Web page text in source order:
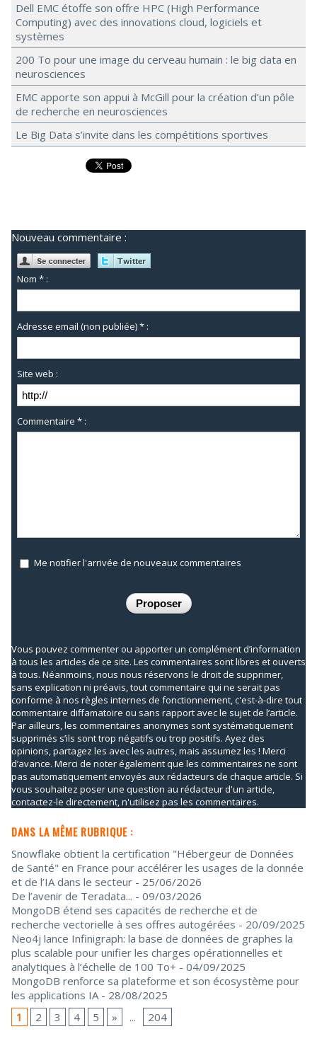
Dell EMC étoffe son offre HPC (High Performance
Computing) avec des innovations cloud, logiciels et
systèmes
200 To pour une image du cerveau humain : le big data en
neurosciences
EMC apporte son appui à McGill pour la création d’un pôle
de recherche en neurosciences
Le Big Data s’invite dans les compétitions sportives
Nouveau commentaire :
Nom * :
Adresse email (non publiée) * :
Site web :
Commentaire * :
Me notifier l'arrivée de nouveaux commentaires
Vous pouvez commenter ou apporter un complément d’information
à tous les articles de ce site. Les commentaires sont libres et ouverts
à tous. Néanmoins, nous nous réservons le droit de supprimer,
sans explication ni préavis, tout commentaire qui ne serait pas
conforme à nos règles internes de fonctionnement, c'est-à-dire tout
commentaire diffamatoire ou sans rapport avec le sujet de l’article.
Par ailleurs, les commentaires anonymes sont systématiquement
supprimés s’ils sont trop négatifs ou trop positifs. Ayez des
opinions, partagez les avec les autres, mais assumez les ! Merci
d’avance. Merci de noter également que les commentaires ne sont
pas automatiquement envoyés aux rédacteurs de chaque article. Si
vous souhaitez poser une question au rédacteur d'un article,
contactez-le directement, n'utilisez pas les commentaires.
DANS LA MÊME RUBRIQUE :
Snowflake obtient la certification "Hébergeur de Données
de Santé" en France pour accélérer les usages de la donnée
et de l’IA dans le secteur - 25/06/2026
De l’avenir de Teradata... - 09/03/2026
MongoDB étend ses capacités de recherche et de
recherche vectorielle à ses offres autogérées - 20/09/2025
Neo4j lance Infinigraph: la base de données de graphes la
plus scalable pour unifier les charges opérationnelles et
analytiques à l’échelle de 100 To+ - 04/09/2025
MongoDB renforce sa plateforme et son écosystème pour
les applications IA - 28/08/2025
1
2 3 4 5 » ... 204